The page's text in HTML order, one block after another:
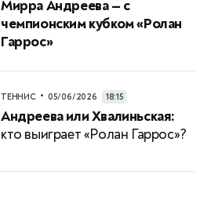
Мирра Андреева — с
чемпионским кубком «Ролан
Гаррос»
ТЕННИС • 05/06/2026 18:15
Андреева или Хвалиньская:
кто выиграет «Ролан Гаррос»?